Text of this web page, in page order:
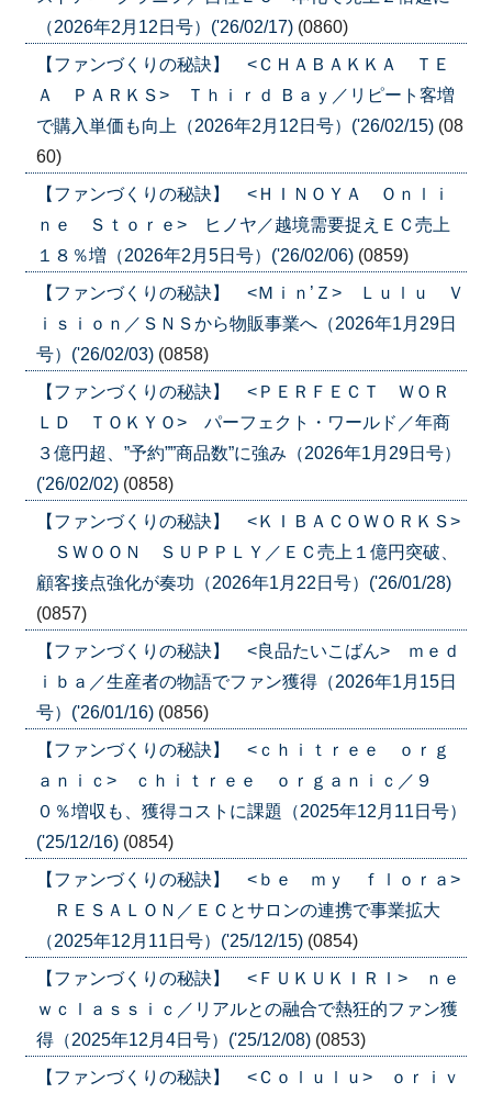
（2026年2月12日号）('26/02/17) (0860)
【ファンづくりの秘訣】 <ＣＨＡＢＡＫＫＡ ＴＥ
Ａ ＰＡＲＫＳ> Ｔｈｉｒｄ Ｂａｙ／リピート客増
で購入単価も向上（2026年2月12日号）('26/02/15) (08
60)
【ファンづくりの秘訣】 <ＨＩＮＯＹＡ Ｏｎｌｉ
ｎｅ Ｓｔｏｒｅ> ヒノヤ／越境需要捉えＥＣ売上
１８％増（2026年2月5日号）('26/02/06) (0859)
【ファンづくりの秘訣】 <Ｍｉｎ’Ｚ> Ｌｕｌｕ Ｖ
ｉｓｉｏｎ／ＳＮＳから物販事業へ（2026年1月29日
号）('26/02/03) (0858)
【ファンづくりの秘訣】 <ＰＥＲＦＥＣＴ ＷＯＲ
ＬＤ ＴＯＫＹＯ> パーフェクト・ワールド／年商
３億円超、”予約””商品数”に強み（2026年1月29日号）
('26/02/02) (0858)
【ファンづくりの秘訣】 <ＫＩＢＡＣＯＷＯＲＫＳ>
ＳＷＯＯＮ ＳＵＰＰＬＹ／ＥＣ売上１億円突破、
顧客接点強化が奏功（2026年1月22日号）('26/01/28)
(0857)
【ファンづくりの秘訣】 <良品たいこばん> ｍｅｄ
ｉｂａ／生産者の物語でファン獲得（2026年1月15日
号）('26/01/16) (0856)
【ファンづくりの秘訣】 <ｃｈｉｔｒｅｅ ｏｒｇ
ａｎｉｃ> ｃｈｉｔｒｅｅ ｏｒｇａｎｉｃ／９
０％増収も、獲得コストに課題（2025年12月11日号）
('25/12/16) (0854)
【ファンづくりの秘訣】 <ｂｅ ｍｙ ｆｌｏｒａ>
ＲＥＳＡＬＯＮ／ＥＣとサロンの連携で事業拡大
（2025年12月11日号）('25/12/15) (0854)
【ファンづくりの秘訣】 <ＦＵＫＵＫＩＲＩ> ｎｅ
ｗｃｌａｓｓｉｃ／リアルとの融合で熱狂的ファン獲
得（2025年12月4日号）('25/12/08) (0853)
【ファンづくりの秘訣】 <Ｃｏｌｕｌｕ> ｏｒｉｖ